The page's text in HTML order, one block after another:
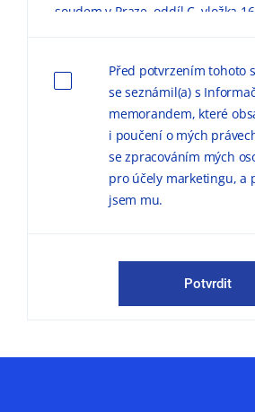
soudem v Praze, oddíl C, vložka
způsobem, v rozsahu a za
uvedených níže a vInformačním
o zpracování osobních údajů
Informační memorandum“).
Důvodem zpracováníosobních
marketingové účely je možnost
komunikace (e-mail, telefon
Před potvrzením tohoto
se seznámil(a) s
memorandem, které
i poučení o mých
se zpracováním mých
pro účely marketingu, a
jsem mu.
Potvrdit